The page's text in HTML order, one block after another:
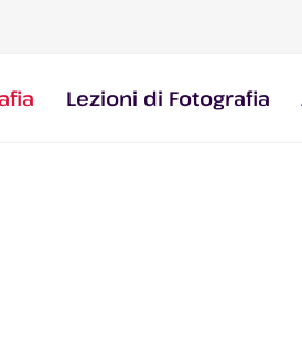
Lezioni di Fotografia